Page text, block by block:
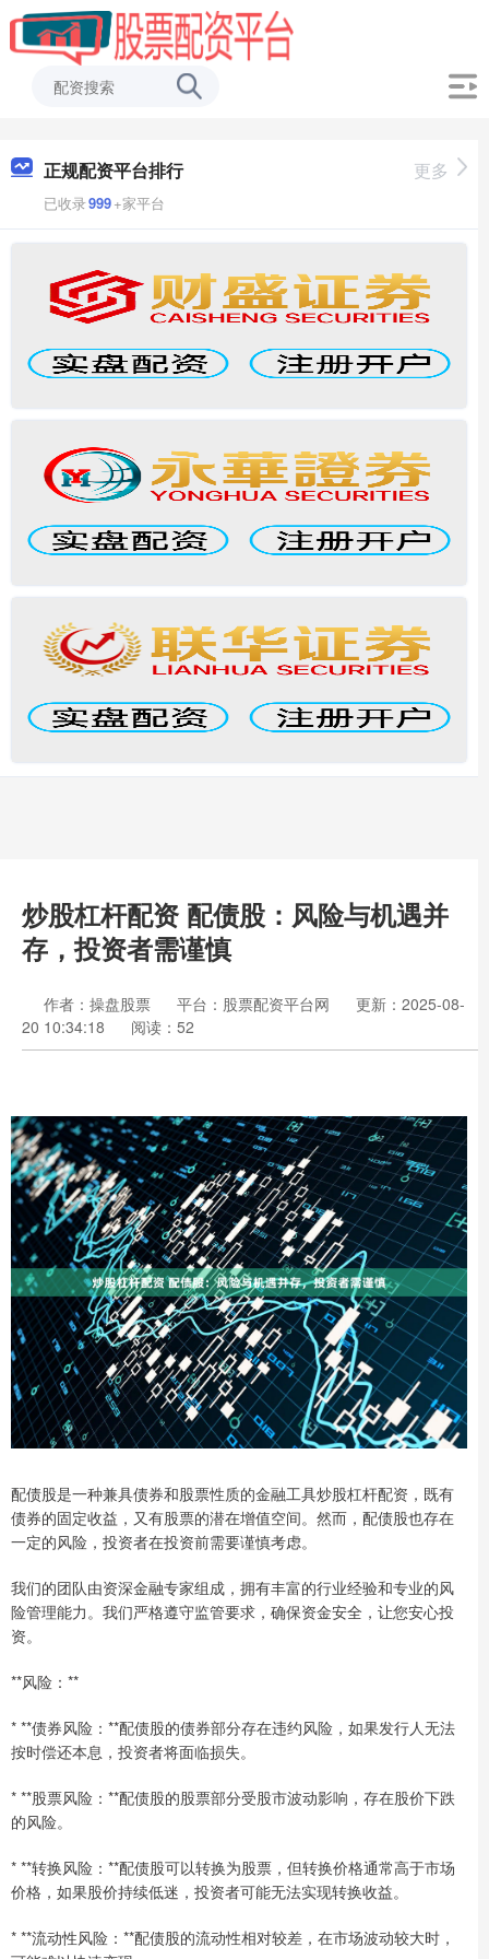
正规配资平台排行
已收录999+家平台
更多
炒股杠杆配资 配债股：风险与机遇并
存，投资者需谨慎
作者：操盘股票 平台：股票配资平台网
更新：2025-08-
20 10:34:18
阅读：52
配债股是一种兼具债券和股票性质的金融工具炒股杠杆配资，既有
债券的固定收益，又有股票的潜在增值空间。然而，配债股也存在
一定的风险，投资者在投资前需要谨慎考虑。
我们的团队由资深金融专家组成，拥有丰富的行业经验和专业的风
险管理能力。我们严格遵守监管要求，确保资金安全，让您安心投
资。
**风险：**
* **债券风险：**配债股的债券部分存在违约风险，如果发行人无法
按时偿还本息，投资者将面临损失。
* **股票风险：**配债股的股票部分受股市波动影响，存在股价下跌
的风险。
* **转换风险：**配债股可以转换为股票，但转换价格通常高于市场
价格，如果股价持续低迷，投资者可能无法实现转换收益。
* **流动性风险：**配债股的流动性相对较差，在市场波动较大时，